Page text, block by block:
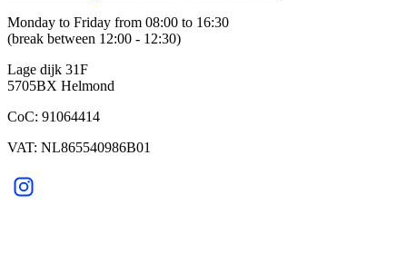
Monday to Friday from 08:00 to 16:30
(break between 12:00 - 12:30)
Lage dijk 31F
5705BX Helmond
CoC: 91064414
VAT: NL865540986B01